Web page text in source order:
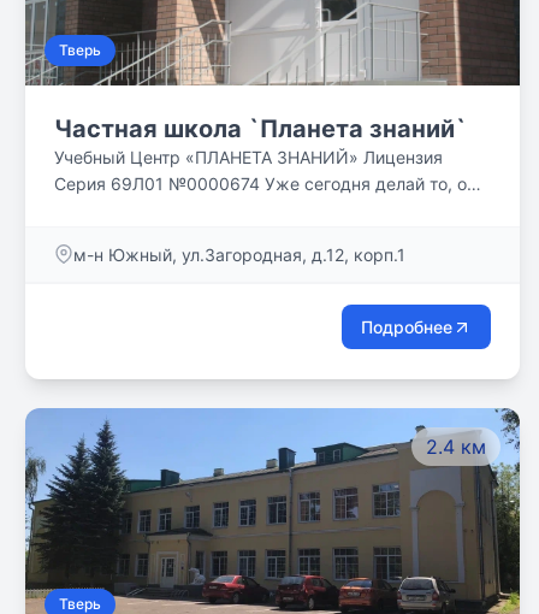
Тверь
Частная школа `Планета знаний`
Учебный Центр «ПЛАНЕТА ЗНАНИЙ» Лицензия
Серия 69Л01 №0000674 Уже сегодня делай то, о
м-н Южный, ул.Загородная, д.12, корп.1
Подробнее
2.4 км
Тверь